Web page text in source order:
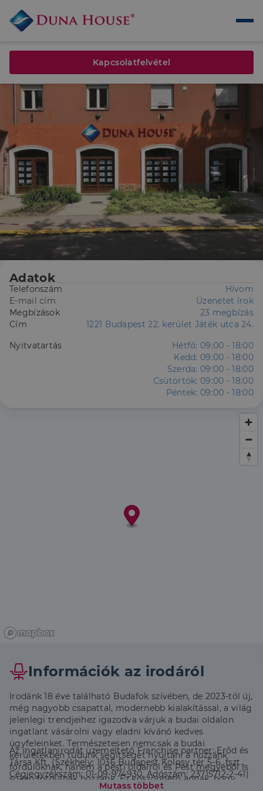
Kapcsolatfelvétel
Adatok
Telefonszám
Hívom
E-mail cím
Üzenetet írok
Megbízások
23 megbízás
Cím
1221 Budapest 22. kerület Játék utca 24.
Nyitvatartás
Hétfő: 09:00 - 18:00
Kedd: 09:00 - 18:00
Szerda: 09:00 - 18:00
Csütörtök: 09:00 - 18:00
Péntek: 09:00 - 18:00
Információk az irodáról
Irodánk 18 éve található Budafok szívében, de 2023-tól új,
még nagyobb csapattal, modernebb kialakítással, a világ
jelenlegi trendjeihez igazodva várjuk a budai oldalon
ingatlant vásárolni vagy eladni kívánó kedves
ügyfeleinket. Természetesen nemcsak a budai
kerületekben tudunk segítséget nyújtani a hozzánk
fordulóknak, hanem a pesti oldalról és Pest megyéből is
sokan fordulnak hozzánk. Ez köszönhető annak, hogy
Az ingatlanirodát üzemeltető Franchise partner: Erőd és
Társa Kft. (Székhely: 1036 Budapest Kolosy tér 5-6. fszt.,
Cégjegyzékszám: 01-09-974930, Adószám: 23715712-2-41)
Mutass többet